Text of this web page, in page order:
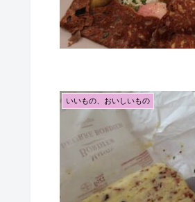
いいもの、おいしいもの